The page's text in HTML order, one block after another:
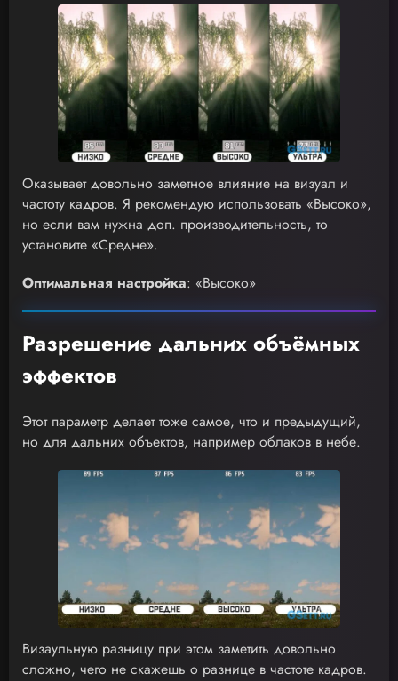
Оказывает довольно заметное влияние на визуал и
частоту кадров. Я рекомендую использовать «Высоко»,
но если вам нужна доп. производительность, то
установите «Средне».
Оптимальная настройка: «Высоко»
Разрешение дальних объёмных
эффектов
Этот параметр делает тоже самое, что и предыдущий,
но для дальних объектов, например облаков в небе.
Визаульную разницу при этом заметить довольно
сложно, чего не скажешь о разнице в частоте кадров.